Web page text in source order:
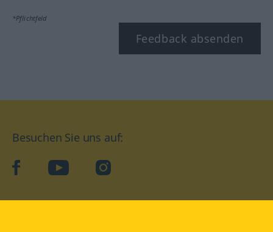
*Pflichtfeld
Feedback absenden
Besuchen Sie uns auf:
facebookYouTube Instagram